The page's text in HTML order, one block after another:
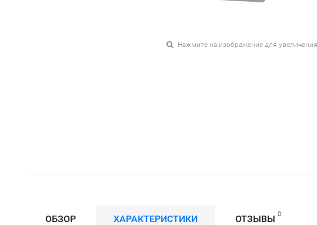
Нажмите на изображение для увеличения
ОБЗОР ХАРАКТЕРИСТИКИ ОТЗЫВЫ 0